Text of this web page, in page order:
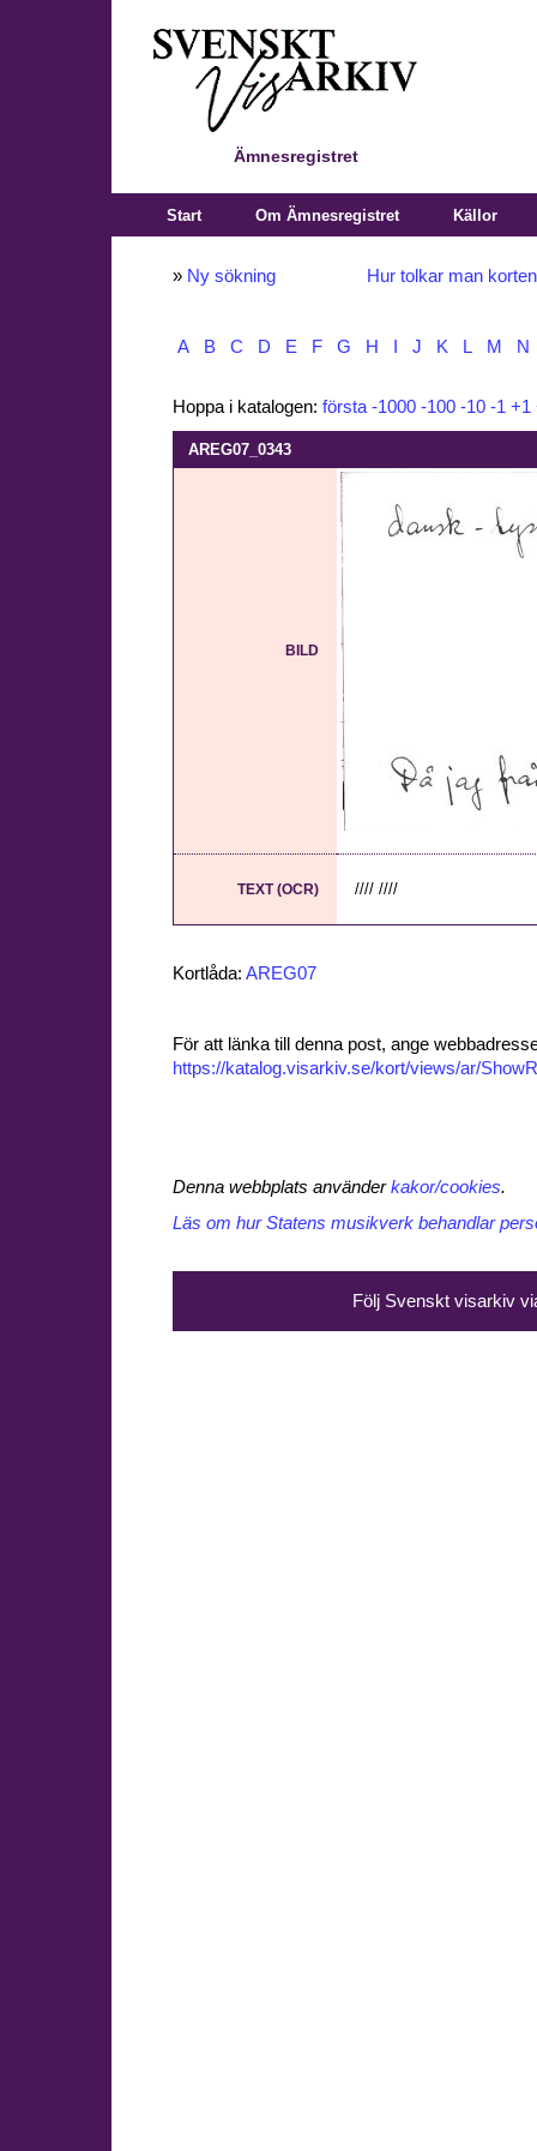
Ämnesregistret
Start Om Ämnesregistret Källor
» Ny sökning Hur tolkar man
A B C D E F G H J K L M N
Hoppa i katalogen: första -1000 -100 -10 -1 +1
AREG07_0343
BILD
TEXT (OCR) //// ////
Kortlåda: AREG07
För att länka till denna post, ange
https://katalog.visarkiv.se/kort/views/ar/
Denna webbplats använderkakor/cookies.
Läs om hur Statens musikverk behandlar
Följ Svenskt visarkiv